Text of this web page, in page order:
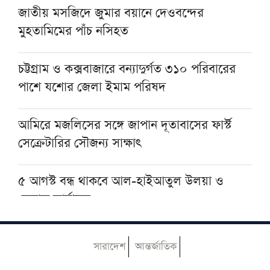
আলেমদের প্রত্যাশা
প্রধানমন্ত্রীকে বরণে প্রস্তুত বাবুনগর মাদরাসা
জাতীয় মসজিদে জুমার বয়ানে দেওবন্দের
মুহতামিমের পাঁচ নসিহত
চট্টগ্রাম ও কক্সবাজারে বন্যাদুর্গত ৩১০ পরিবারের
পাশে যশোর জেলা ইমাম পরিষদ
আমিরে মজলিসের সঙ্গে জাপান দূতাবাসের ফার্স্ট
সেক্রেটারির সৌজন্য সাক্ষাৎ
৫ আগস্ট বন্ধ থাকবে আল-হাইআতুল উলয়া ও
বেফাক কার্যালয়
হেজবুত তাওহীদ কেন ভ্রান্ত, কী তাদের আকিদা
সারাদেশ আন্তর্জাতিক